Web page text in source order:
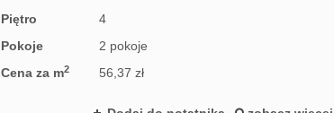
Piętro
4
Pokoje
2 pokoje
Cena za m2 56,37 zł